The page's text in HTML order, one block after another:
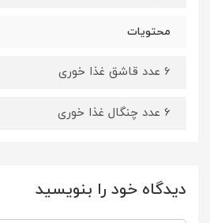
محتویات
6 عدد قاشق غذا خوری
6 عدد چنگال غذا خوری
دیدگاه خود را بنویسید